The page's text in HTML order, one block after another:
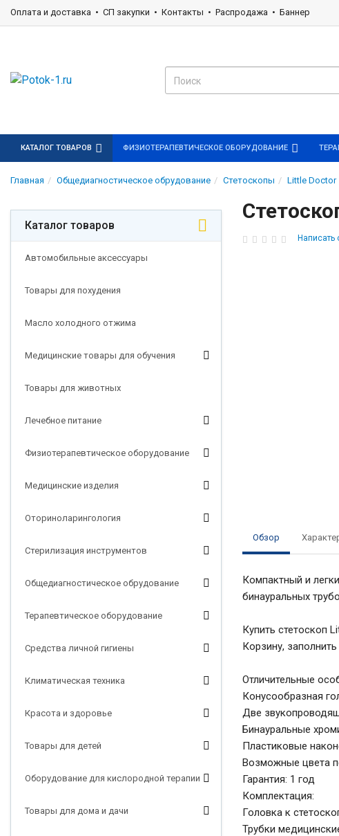
Оплата и доставка СП закупки Контакты Распродажа Баннер
КАТАЛОГ ТОВАРОВ ФИЗИОТЕРАПЕВТИЧЕСКОЕ ОБОРУДОВАНИЕ
Главная Общедиагностическое обрудование Стетоскопы Little Doctor
Каталог товаров
Автомобильные аксессуары
Товары для похудения
Масло холодного отжима
Медицинские товары для обучения
Товары для животных
Лечебное питание
Физиотерапевтическое оборудование
Медицинские изделия
Оториноларингология
Стерилизация инструментов
Общедиагностическое обрудование
Терапевтическое оборудование
Средства личной гигиены
Климатическая техника
Красота и здоровье
Товары для детей
Оборудование для кислородной терапии
Товары для дома и дачи
Написать
Обзор
Компактный и
бинауральных
Купить стетоскоп
Корзину,
Отличительные
Конусообразная
Две
Бинауральные
Пластиковые
Возможные цвета
Гарантия: 1 год
Комплектация:
Головка к
Трубки